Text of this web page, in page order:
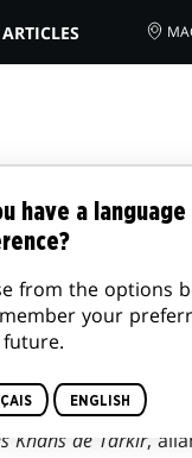
ARTICLES
Khans de Tarkir,
have a language
from the options
your
ENGLISH